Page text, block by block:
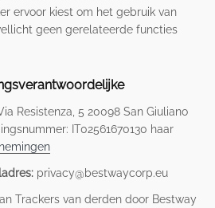
ervoor kiest om het gebruik van
geen gerelateerde functies
Via Resistenza, 5 20098 San Giuliano
IT02561670130 haar
privacy@bestwaycorp.eu
Trackers van derden door Bestway